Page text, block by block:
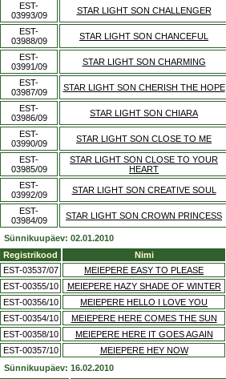
EST-
03993/09
STAR LIGHT SON CHALLENGER
EST-
03988/09
STAR LIGHT SON CHANCEFUL
EST-
03991/09
STAR LIGHT SON CHARMING
EST-
03987/09
STAR LIGHT SON CHERISH THE HOPE
EST-
03986/09
STAR LIGHT SON CHIARA
EST-
03990/09
STAR LIGHT SON CLOSE TO ME
EST-
03985/09
STAR LIGHT SON CLOSE TO YOUR
HEART
EST-
03992/09
STAR LIGHT SON CREATIVE SOUL
EST-
03984/09
STAR LIGHT SON CROWN PRINCESS
Sünnikuupäev: 02.01.2010
Registrikood
Nimi
EST-03537/07
MEIEPERE EASY TO PLEASE
EST-00355/10
MEIEPERE HAZY SHADE OF WINTER
EST-00356/10
MEIEPERE HELLO I LOVE YOU
EST-00354/10
MEIEPERE HERE COMES THE SUN
EST-00358/10
MEIEPERE HERE IT GOES AGAIN
EST-00357/10
MEIEPERE HEY NOW
Sünnikuupäev: 16.02.2010